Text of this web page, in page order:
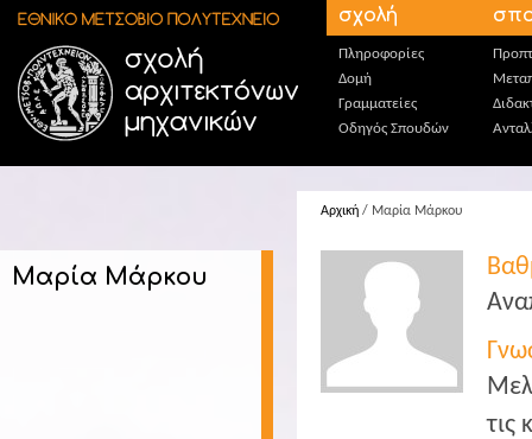
Παράκαμψη προς το κυρίως περιεχόμενο σχολή
Πληροφορίες
Δομή
Γραμματείες
Οδηγός Σπουδών
Μαρία Μάρκου
Αρχική / Μαρία Μάρκου
τις